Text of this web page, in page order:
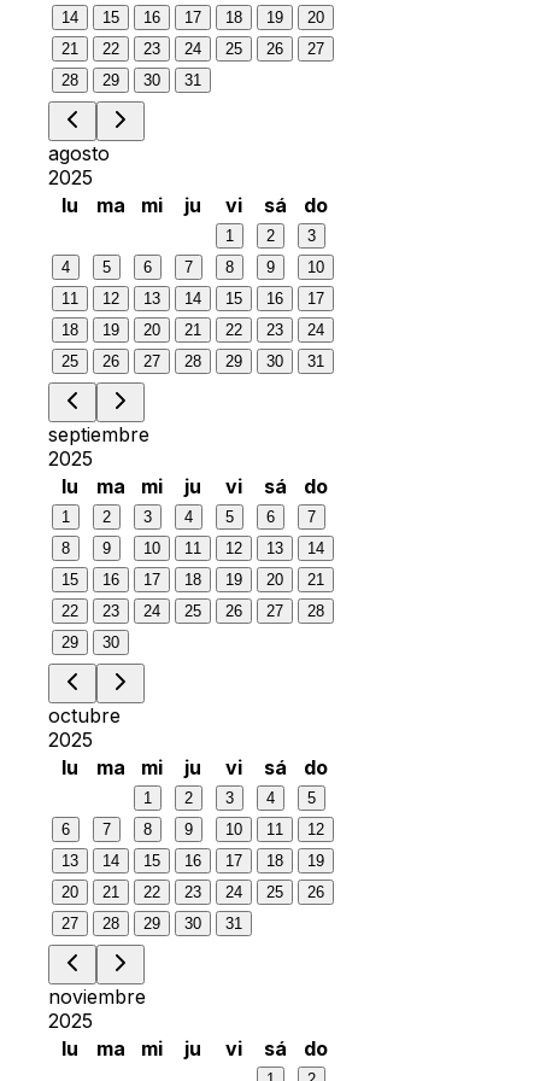
14
15 16 17 18 19
20
21
22 23 24 25 26
27
28
29 30 31
agosto
2025
lu
ma mi ju vi sá do
1 2
3
4
5 6 7 8 9
10
11
12 13 14 15 16
17
18
19 20 21 22 23
24
25
26 27 28 29 30 31
septiembre
2025
lu
ma mi ju vi sá do
1 2 3 4 5 6
7
8
9 10 11 12 13
14
15
16 17 18 19 20
21
22
23 24 25 26 27
28
29
30
octubre
2025
lu
ma mi ju vi sá do
1 2 3 4
5
6
7 8 9 10 11
12
13
14 15 16 17 18
19
20
21 22 23 24 25
26
27
28 29 30 31
noviembre
2025
lu
ma mi ju vi sá do